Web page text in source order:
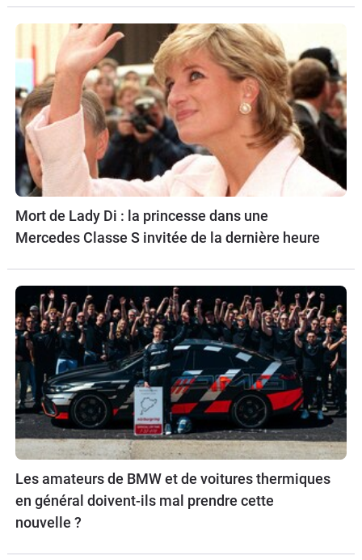
Mort de Lady Di : la princesse dans une
Mercedes Classe S invitée de la dernière heure
Les amateurs de BMW et de voitures thermiques
en général doivent-ils mal prendre cette
nouvelle ?